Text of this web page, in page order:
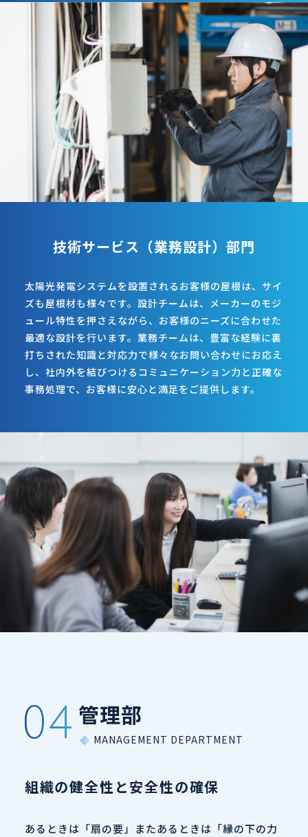
技術サービス（業務設計）部門
太陽光発電システムを設置されるお客様の屋根は、サイ
ズも屋根材も様々です。設計チームは、メーカーのモジ
ュール特性を押さえながら、お客様のニーズに合わせた
最適な設計を行います。業務チームは、豊富な経験に裏
打ちされた知識と対応力で様々なお問い合わせにお応え
し、社内外を結びつけるコミュニケーション力と正確な
事務処理で、お客様に安心と満足をご提供します。
管理部
組織の健全性と安全性の確保
あるときは「扇の要」またあるときは「縁の下の力